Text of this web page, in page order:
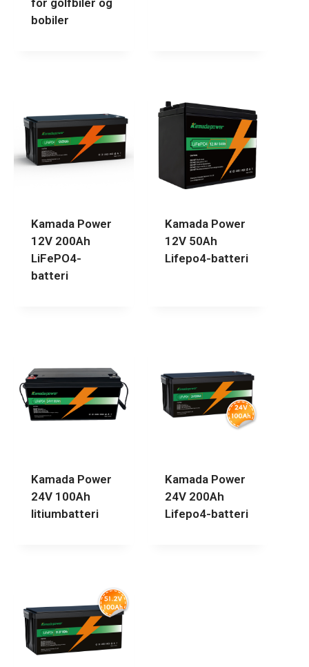
for golfbiler og
bobiler
Kamada Power
12V 200Ah
LiFePO4-
batteri
Kamada Power
12V 50Ah
Lifepo4-batteri
Kamada Power
24V 100Ah
litiumbatteri
Kamada Power
24V 200Ah
Lifepo4-batteri